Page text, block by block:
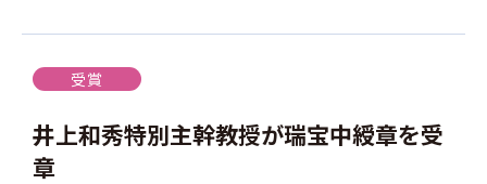
受賞
井上和秀特別主幹教授が瑞宝中綬章を受
章